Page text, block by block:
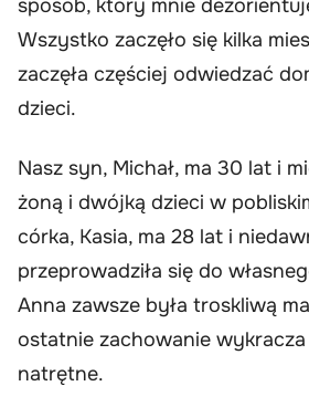
sposób, który mnie
Wszystko zaczęło się kilka
zaczęła częściej odwiedzać
dzieci.
Nasz syn, Michał, ma 30 lat i
żoną i dwójką dzieci w
córka, Kasia, ma 28 lat i
przeprowadziła się do
Anna zawsze była troskliwą
ostatnie zachowanie
natrętne.